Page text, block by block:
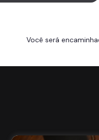
Você será